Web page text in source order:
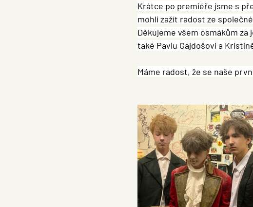
Krátce po premiéře jsme s
mohli zažít radost ze
Děkujeme všem osmákům
také Pavlu Gajdošovi a
Máme radost, že se naše